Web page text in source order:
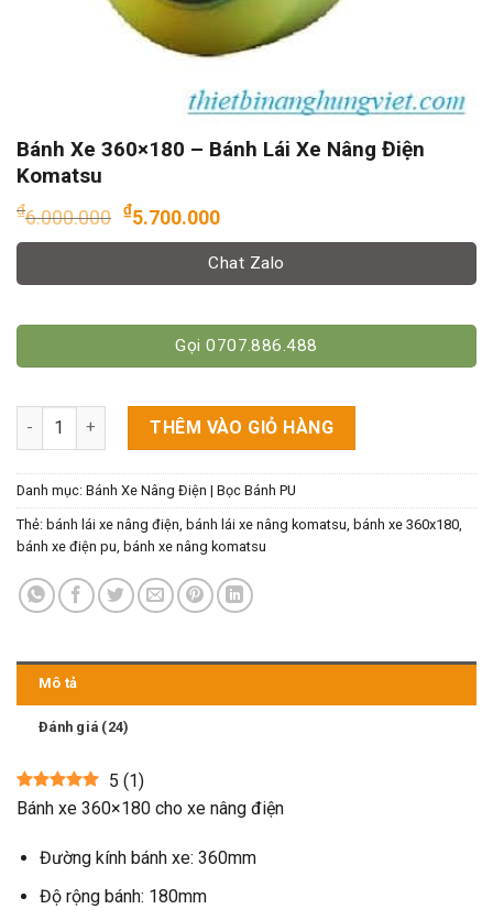
Bánh Xe 360×180 – Bánh Lái Xe Nâng Điện
Komatsu
₫6.000.000 Giá
gốc
₫6.000.000.
₫5.700.000Giá
hiện
tại
là:
₫5.700.000.
Chat Zalo
Gọi 0707.886.488
Bánh Xe 360x180 - Bánh Lái Xe Nâng Điện Komatsu số lượng
THÊM VÀO GIỎ HÀNG
Danh mục: Bánh Xe Nâng Điện | Bọc Bánh PU
Thẻ: bánh lái xe nâng điện bánh lái xe nâng komatsu bánh xe 360x180
bánh xe điện pu bánh xe nâng komatsu
Mô tả
Đánh giá (24)
5 (1)
Bánh xe 360×180 cho xe nâng điện
Đường kính bánh xe: 360mm
Độ rộng bánh: 180mm